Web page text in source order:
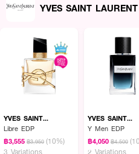
YVES SAINT LAURENT
YVES SAINT
LAURENT
Libre EDP
฿3,555 ฿3,950 (10%)
3 Variations
YVES SAINT
LAURENT
Y Men EDP
฿4,050 ฿4,500
2 Variations